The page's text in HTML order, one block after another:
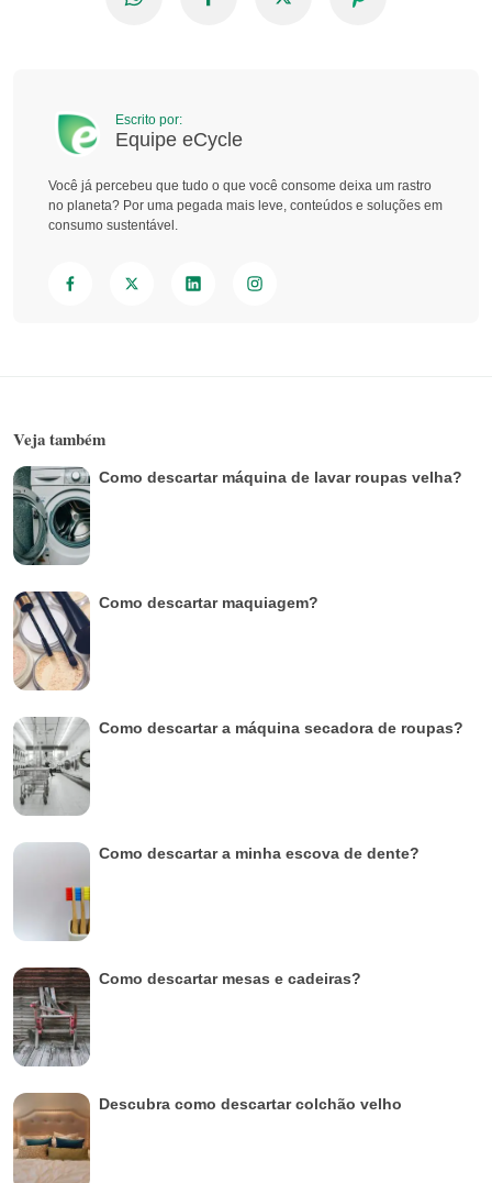
Escrito por:
Equipe eCycle
Você já percebeu que tudo o que você consome deixa um rastro
no planeta? Por uma pegada mais leve, conteúdos e soluções em
consumo sustentável.
Veja também
Como descartar máquina de lavar roupas velha?
Como descartar maquiagem?
Como descartar a máquina secadora de roupas?
Como descartar a minha escova de dente?
Como descartar mesas e cadeiras?
Descubra como descartar colchão velho